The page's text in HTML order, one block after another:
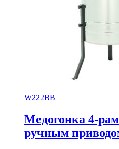
W222BB
Медогонка 4-
ручным